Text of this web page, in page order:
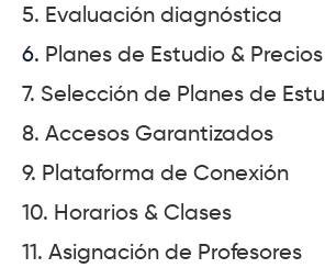
5. Evaluación diagnóstica
6. Planes de Estudio & Precios
7. Selección de Planes de
8. Accesos Garantizados
9. Plataforma de Conexión
10. Horarios & Clases
11. Asignación de Profesores